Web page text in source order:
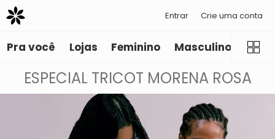
Entrar Crie uma conta
Pra você Lojas Feminino Masculino
ESPECIAL TRICOT MORENA ROSA